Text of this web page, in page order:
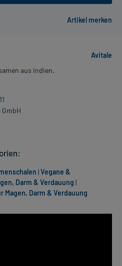
Avitale
aus Indien.
|Vegane &
Darm & Verdauung |
Darm & Verdauung